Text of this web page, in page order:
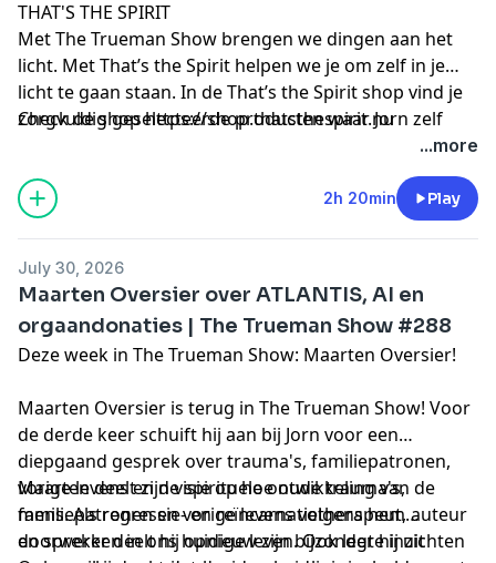
THAT'S THE SPIRIT
Met The Trueman Show brengen we dingen aan het
licht. Met That’s the Spirit helpen we je om zelf in je
licht te gaan staan. In de That’s the Spirit shop vind je
zorgvuldig geselecteerde producten waar Jorn zelf
volledig achter staat. Van krachtige supplementen en
betrouwbare waterfilters tot producten tegen straling
en nog veel meer.
Check de shophttps://shop.thatsthespirit.nu
...more
2h 20min Play
July 30, 2026
Maarten Oversier over ATLANTIS, AI en
orgaandonaties | The Trueman Show #288
Deze week in The Trueman Show: Maarten Oversier!
Maarten Oversier is terug in The Trueman Show! Voor
de derde keer schuift hij aan bij Jorn voor een
diepgaand gesprek over trauma's, familiepatronen,
vorige levens en de spirituele ontwikkeling van de
mens. Als regressie- en reïncarnatietherapeut, auteur
en spreker deelt hij opnieuw zijn bijzondere inzichten
Maarten deelt zijn visie op hoe oude trauma's,
familiepatronen en vorige levens volgens hem
doorwerken in ons huidige leven. Ook legt hij uit